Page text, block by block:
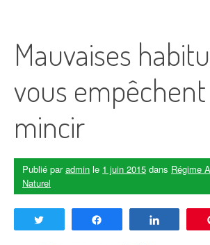
Mauvaises
vous
mincir
Publié paradmin le 1 juin 2015 dans Régime
Naturel